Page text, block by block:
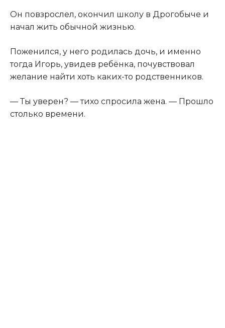
Он повзрослел, окончил школу в Дрогобыче и
начал жить обычной жизнью.
Поженился, у него родилась дочь, и именно
тогда Игорь, увидев ребёнка, почувствовал
желание найти хоть каких-то родственников.
— Ты уверен? — тихо спросила жена. — Прошло
столько времени.